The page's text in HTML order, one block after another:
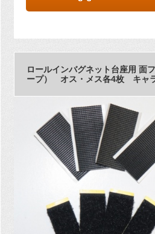
ロールインバグネット台座用 面
ープ） オス・メス各4枚 キャラ